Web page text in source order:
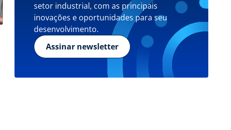
setor industrial, com as principais
inovações e oportunidades para seu
desenvolvimento.
Assinar newsletter